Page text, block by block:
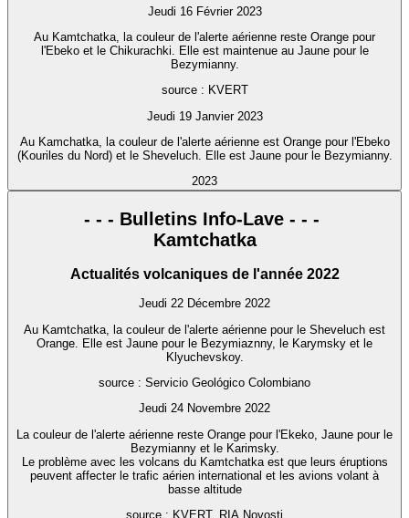
Jeudi 16 Février 2023
Au Kamtchatka, la couleur de l'alerte aérienne reste Orange pour
l'Ebeko et le Chikurachki. Elle est maintenue au Jaune pour le
Bezymianny.
source : KVERT
Jeudi 19 Janvier 2023
Au Kamchatka, la couleur de l'alerte aérienne est Orange pour l'Ebeko
(Kouriles du Nord) et le Sheveluch. Elle est Jaune pour le Bezymianny.
2023
- - - Bulletins Info-Lave - - -
Kamtchatka
Actualités volcaniques de l'année 2022
Jeudi 22 Décembre 2022
Au Kamtchatka, la couleur de l'alerte aérienne pour le Sheveluch est
Orange. Elle est Jaune pour le Bezymiaznny, le Karymsky et le
Klyuchevskoy.
source : Servicio Geológico Colombiano
Jeudi 24 Novembre 2022
La couleur de l'alerte aérienne reste Orange pour l'Ekeko, Jaune pour le
Bezymianny et le Karimsky.
Le problème avec les volcans du Kamtchatka est que leurs éruptions
peuvent affecter le trafic aérien international et les avions volant à
basse altitude
source : KVERT, RIA Novosti